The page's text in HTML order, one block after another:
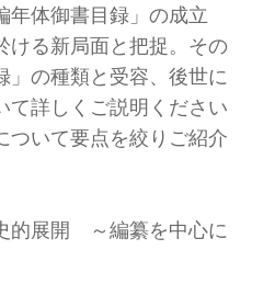
年体御書目録」の成立
ける新局面と把捉。その
」の種類と受容、後世に
て詳しくご説明ください
ついて要点を絞りご紹介
的展開 ～編纂を中心に